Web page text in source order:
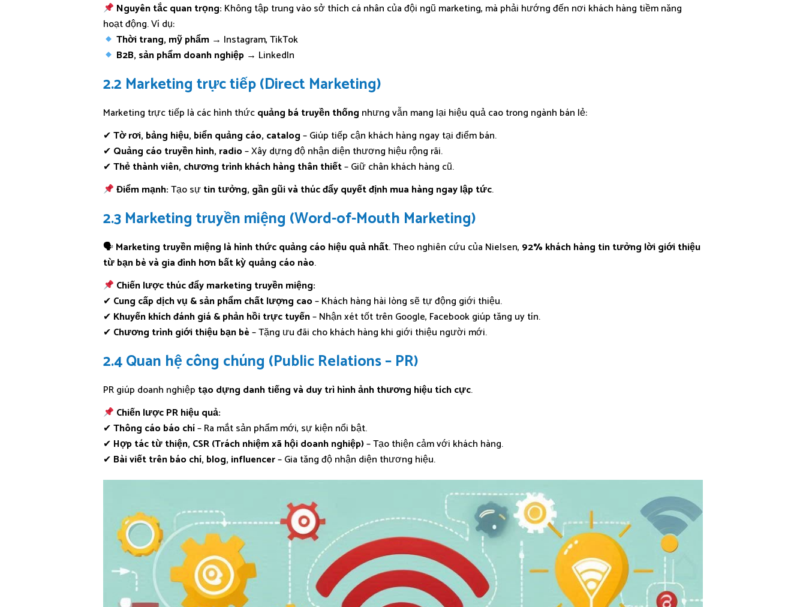
Nguyên tắc quan trọng: Không tập trung vào sở thích cá nhân của đội ngũ marketing, mà phải hướng đến nơi khách hàng tiềm năng
hoạt động. Ví dụ:
Thời trang, mỹ phẩm → Instagram, TikTok
B2B, sản phẩm doanh nghiệp → LinkedIn
2.2 Marketing trực tiếp (Direct Marketing)
Marketing trực tiếp là các hình thứcquảng bá truyền thống nhưng vẫn mang lại hiệu quả cao trong ngành bán lẻ:
✔Tờ rơi, bảng hiệu, biển quảng cáo, catalog– Giúp tiếp cận khách hàng ngay tại điểm bán.
✔ Quảng cáo truyền hình, radio– Xây dựng độ nhận diện thương hiệu rộng rãi.
✔Thẻ thành viên, chương trình khách hàng thân thiết– Giữ chân khách hàng cũ.
Điểm mạnh:Tạo sựtin tưởng, gần gũi và thúc đẩy quyết định mua hàng ngay lập tức.
2.3 Marketing truyền miệng (Word-of-Mouth Marketing)
🗣Marketing truyền miệng là hình thức quảng cáo hiệu quả nhất. Theo nghiên cứu của Nielsen, 92% khách hàng tin tưởng lời giới thiệu
từ bạn bè và gia đình hơn bất kỳ quảng cáo nào.
Chiến lược thúc đẩy marketing truyền miệng:
✔ Cung cấp dịch vụ & sản phẩm chất lượng cao– Khách hàng hài lòng sẽ tự động giới thiệu.
✔ Khuyến khích đánh giá & phản hồi trực tuyến– Nhận xét tốt trên Google, Facebook giúp tăng uy tín.
✔ Chương trình giới thiệu bạn bè– Tặng ưu đãi cho khách hàng khi giới thiệu người mới.
2.4 Quan hệ công chúng (Public Relations – PR)
PR giúp doanh nghiệp tạo dựng danh tiếng và duy trì hình ảnh thương hiệu tích cực.
Chiến lược PR hiệu quả:
✔Thông cáo báo chí– Ra mắt sản phẩm mới, sự kiện nổi bật.
✔ Hợp tác từ thiện, CSR (Trách nhiệm xã hội doanh nghiệp)– Tạo thiện cảm với khách hàng.
✔ Bài viết trên báo chí, blog, influencer– Gia tăng độ nhận diện thương hiệu.